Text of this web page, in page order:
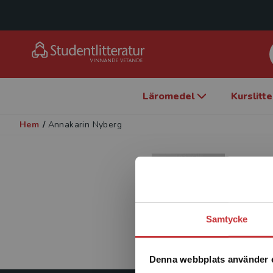
Samtycke
Denna webbplats använder
Läromedel
Hem / Annakarin Nyberg